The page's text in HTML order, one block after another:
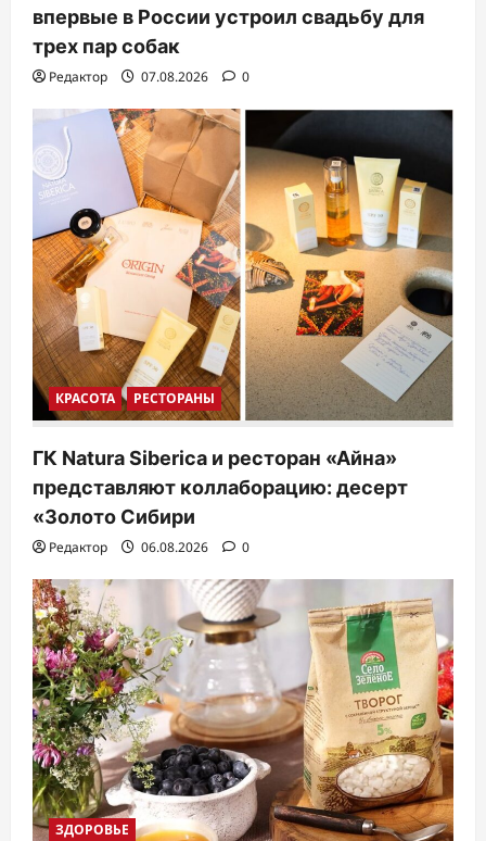
впервые в России устроил свадьбу для
трех пар собак
Редактор 07.08.2026 0
КРАСОТА РЕСТОРАНЫ
ГК Natura Siberica и ресторан «Айна»
представляют коллаборацию: десерт
«Золото Сибири
Редактор 06.08.2026 0
ЗДОРОВЬЕ